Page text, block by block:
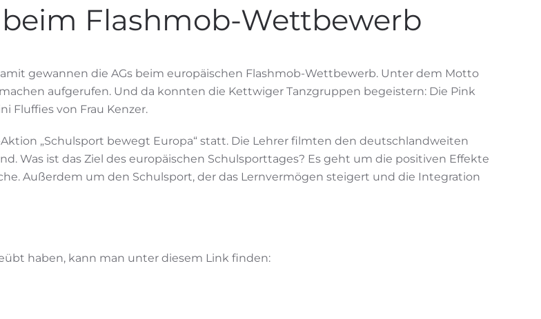
Flashmob-Wettbewerb
gewannen die AGs beim europäischen Flashmob-Wettbewerb. Unter dem Motto
aufgerufen. Und da konnten die Kettwiger Tanzgruppen begeistern: Die Pink
Fluffies von Frau Kenzer.
„Schulsport bewegt Europa“ statt. Die Lehrer filmten den deutschlandweiten
Was ist das Ziel des europäischen Schulsporttages? Es geht um die positiven Effekte
Außerdem um den Schulsport, der das Lernvermögen steigert und die Integration
haben, kann man unter diesem Link finden: